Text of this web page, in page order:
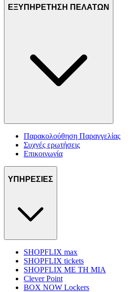
ΕΞΥΠΗΡΕΤΗΣΗ ΠΕΛΑΤΩΝ
Παρακολούθηση Παραγγελίας
Συχνές ερωτήσεις
Επικοινωνία
ΥΠΗΡΕΣΙΕΣ
SHOPFLIX max
SHOPFLIX tickets
SHOPFLIX ΜΕ ΤΗ ΜΙΑ
Clever Point
BOX NOW Lockers